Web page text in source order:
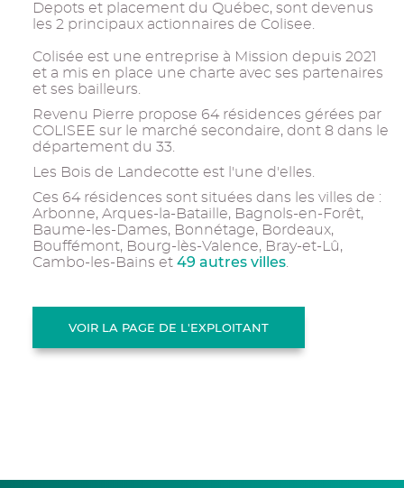
Depots et placement du Québec, sont devenus
les 2 principaux actionnaires de Colisee.
Colisée est une entreprise à Mission depuis 2021
et a mis en place une charte avec ses partenaires
et ses bailleurs.
Revenu Pierre propose 64 résidences gérées par
COLISEE sur le marché secondaire, dont 8 dans le
département du 33.
Les Bois de Landecotte est l'une d'elles.
Ces 64 résidences sont situées dans les villes de :
Arbonne, Arques-la-Bataille, Bagnols-en-Forêt,
Baume-les-Dames, Bonnétage, Bordeaux,
Bouffémont, Bourg-lès-Valence, Bray-et-Lû,
Cambo-les-Bains et 49 autres villes.
VOIR LA PAGE DE L'EXPLOITANT